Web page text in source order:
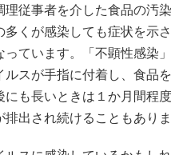
従事者を介した食品の汚
多くが感染しても症状を示
っています。「不顕性感染
ルスが手指に付着し、食品
にも長いときは１か月間程
出され続けることもありま